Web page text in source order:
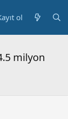
ol
milyon